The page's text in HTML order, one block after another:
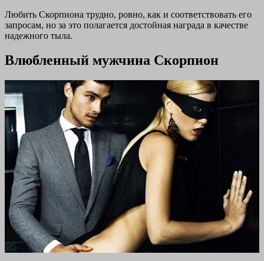
Любить Скорпиона трудно, ровно, как и соответствовать его
запросам, но за это полагается достойная награда в качестве
надежного тыла.
Влюбленный мужчина Скорпион